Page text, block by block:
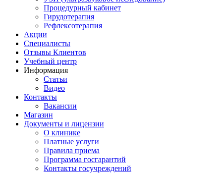
Процедурный кабинет
Гирудотерапия
Рефлексотерапия
Акции
Специалисты
Отзывы Клиентов
Учебный центр
Информация
Статьи
Видео
Контакты
Вакансии
Магазин
Документы и лицензии
О клинике
Платные услуги
Правила приема
Программа госгарантий
Контакты госучреждений